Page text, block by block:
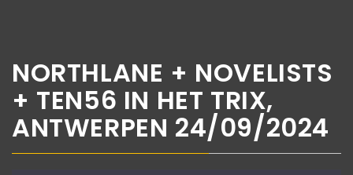
NORTHLANE + NOVELISTS
+ TEN56 IN HET TRIX,
ANTWERPEN 24/09/2024